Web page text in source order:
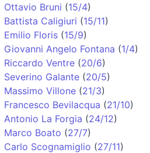
Ottavio Bruni (15/4)
Battista Caligiuri (15/11)
Emilio Floris (15/9)
Giovanni Angelo Fontana (1/4)
Riccardo Ventre (20/6)
Severino Galante (20/5)
Massimo Villone (21/3)
Francesco Bevilacqua (21/10)
Antonio La Forgia (24/12)
Marco Boato (27/7)
Carlo Scognamiglio (27/11)